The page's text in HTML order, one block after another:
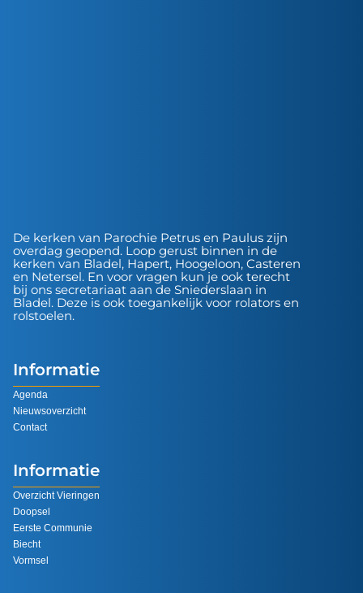
De kerken van Parochie Petrus en Paulus zijn
overdag geopend. Loop gerust binnen in de
kerken van Bladel, Hapert, Hoogeloon, Casteren
en Netersel. En voor vragen kun je ook terecht
bij ons secretariaat aan de Sniederslaan in
Bladel. Deze is ook toegankelijk voor rolators en
rolstoelen.
Informatie
Agenda
Nieuwsoverzicht
Contact
Informatie
Overzicht Vieringen
Doopsel
Eerste Communie
Biecht
Vormsel